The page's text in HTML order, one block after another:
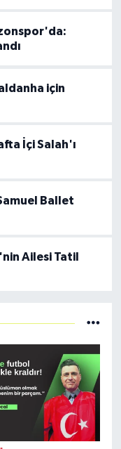
için
İçi Salah'ı
Ballet
Ailesi Tatil